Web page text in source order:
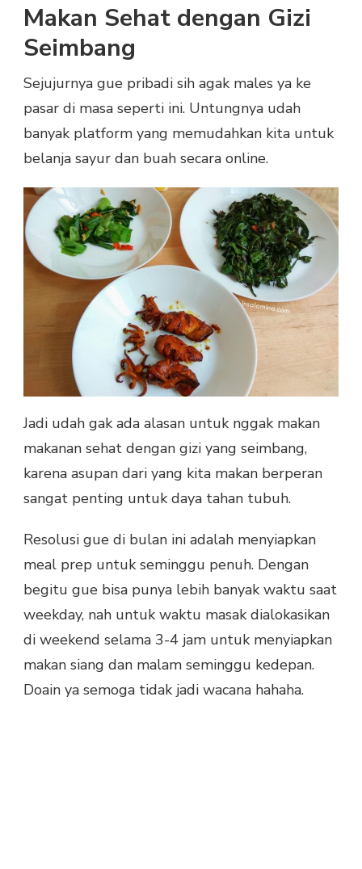
Makan Sehat dengan Gizi
Seimbang
Sejujurnya gue pribadi sih agak males ya ke
pasar di masa seperti ini. Untungnya udah
banyak platform yang memudahkan kita untuk
belanja sayur dan buah secara online.
Jadi udah gak ada alasan untuk nggak makan
makanan sehat dengan gizi yang seimbang,
karena asupan dari yang kita makan berperan
sangat penting untuk daya tahan tubuh.
Resolusi gue di bulan ini adalah menyiapkan
meal prep untuk seminggu penuh. Dengan
begitu gue bisa punya lebih banyak waktu saat
weekday, nah untuk waktu masak dialokasikan
di weekend selama 3-4 jam untuk menyiapkan
makan siang dan malam seminggu kedepan.
Doain ya semoga tidak jadi wacana hahaha.